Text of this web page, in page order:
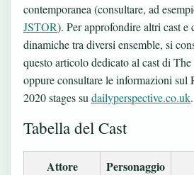
contemporanea (consultare, ad
JSTOR). Per approfondire altri cast e
dinamiche tra diversi ensemble, si
questo articolo dedicato al cast di
oppure consultare le informazioni sul
2020 stages su dailyperspective.co.uk.
Tabella del Cast
Attore Personaggio